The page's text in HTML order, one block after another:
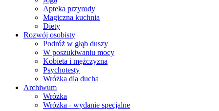
Apteka przyrody
Magiczna kuchnia
Diety
Rozwój osobisty
Podróż w głąb duszy
W poszukiwaniu mocy
Kobieta i mężczyzna
Psychotesty
Wróżka dla ducha
Archiwum
Wróżka
Wróżka - wydanie specjalne